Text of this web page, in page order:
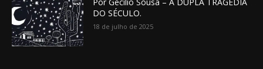
DO SÉCULO.
18 de julho de 2025